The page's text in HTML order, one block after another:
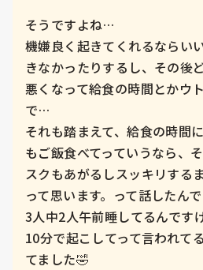
そうですよね…
機嫌良く起きてくれるならい
きなかったりするし、その後
悪くなって給食の時間とかウ
で…
それも踏まえて、給食の時間
もご飯食べてっていうなら、
スクもあがるしスッキリする
って思います。って話したん
3人中2人午前睡してるんです
10分で起こしてって言われて
てました🤣